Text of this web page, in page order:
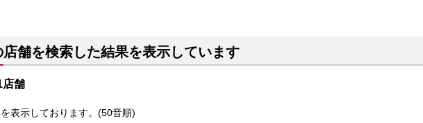
舗を検索した結果を表示しています
店舗
表示しております。(50音順)